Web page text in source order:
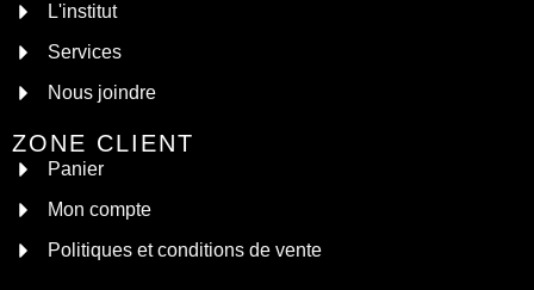
L'institut
Services
Nous joindre
ZONE CLIENT
Panier
Mon compte
Politiques et conditions de vente